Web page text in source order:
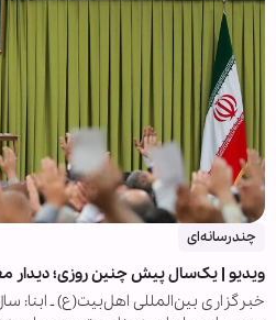
چندرسانه‌ای
ویدیو | یک‌سال پیش چنین روزی؛ دیدار
خبرگزاری بین‌المللی اهل‌بیت(ع) ـ ابنا: